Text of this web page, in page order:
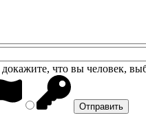
что вы человек,